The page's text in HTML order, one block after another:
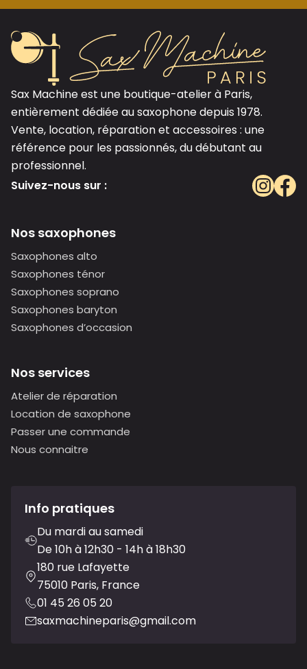
Sax Machine est une boutique-atelier à Paris,
entièrement dédiée au saxophone depuis 1978.
Vente, location, réparation et accessoires : une
référence pour les passionnés, du débutant au
professionnel.
Suivez-nous sur :
Nos saxophones
Saxophones alto
Saxophones ténor
Saxophones soprano
Saxophones baryton
Saxophones d’occasion
Nos services
Atelier de réparation
Location de saxophone
Passer une commande
Nous connaitre
Info pratiques
Du mardi au samedi
De 10h à 12h30 - 14h à 18h30
180 rue Lafayette
75010 Paris, France
01 45 26 05 20
saxmachineparis@gmail.com